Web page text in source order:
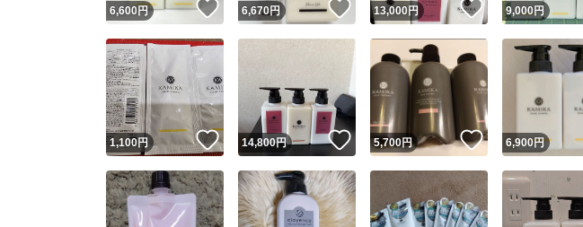
6,600円 いいね！
6,670円 いいね！
13,000円 いいね！
9,000円
1,100円 いいね！
14,800円 いいね！
5,700円 いいね！
6,900円